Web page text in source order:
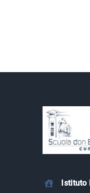
Istituto